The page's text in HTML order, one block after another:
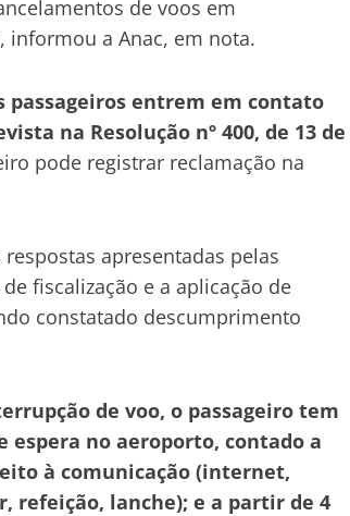
de voos em
informou a Anac, em nota.
passageiros entrem em contato
na Resolução nº 400, de 13 de
pode registrar reclamação na
apresentadas pelas
fiscalização e a aplicação de
constatado descumprimento
de voo, o passageiro tem
no aeroporto, contado a
à comunicação (internet,
refeição, lanche); e a partir de 4